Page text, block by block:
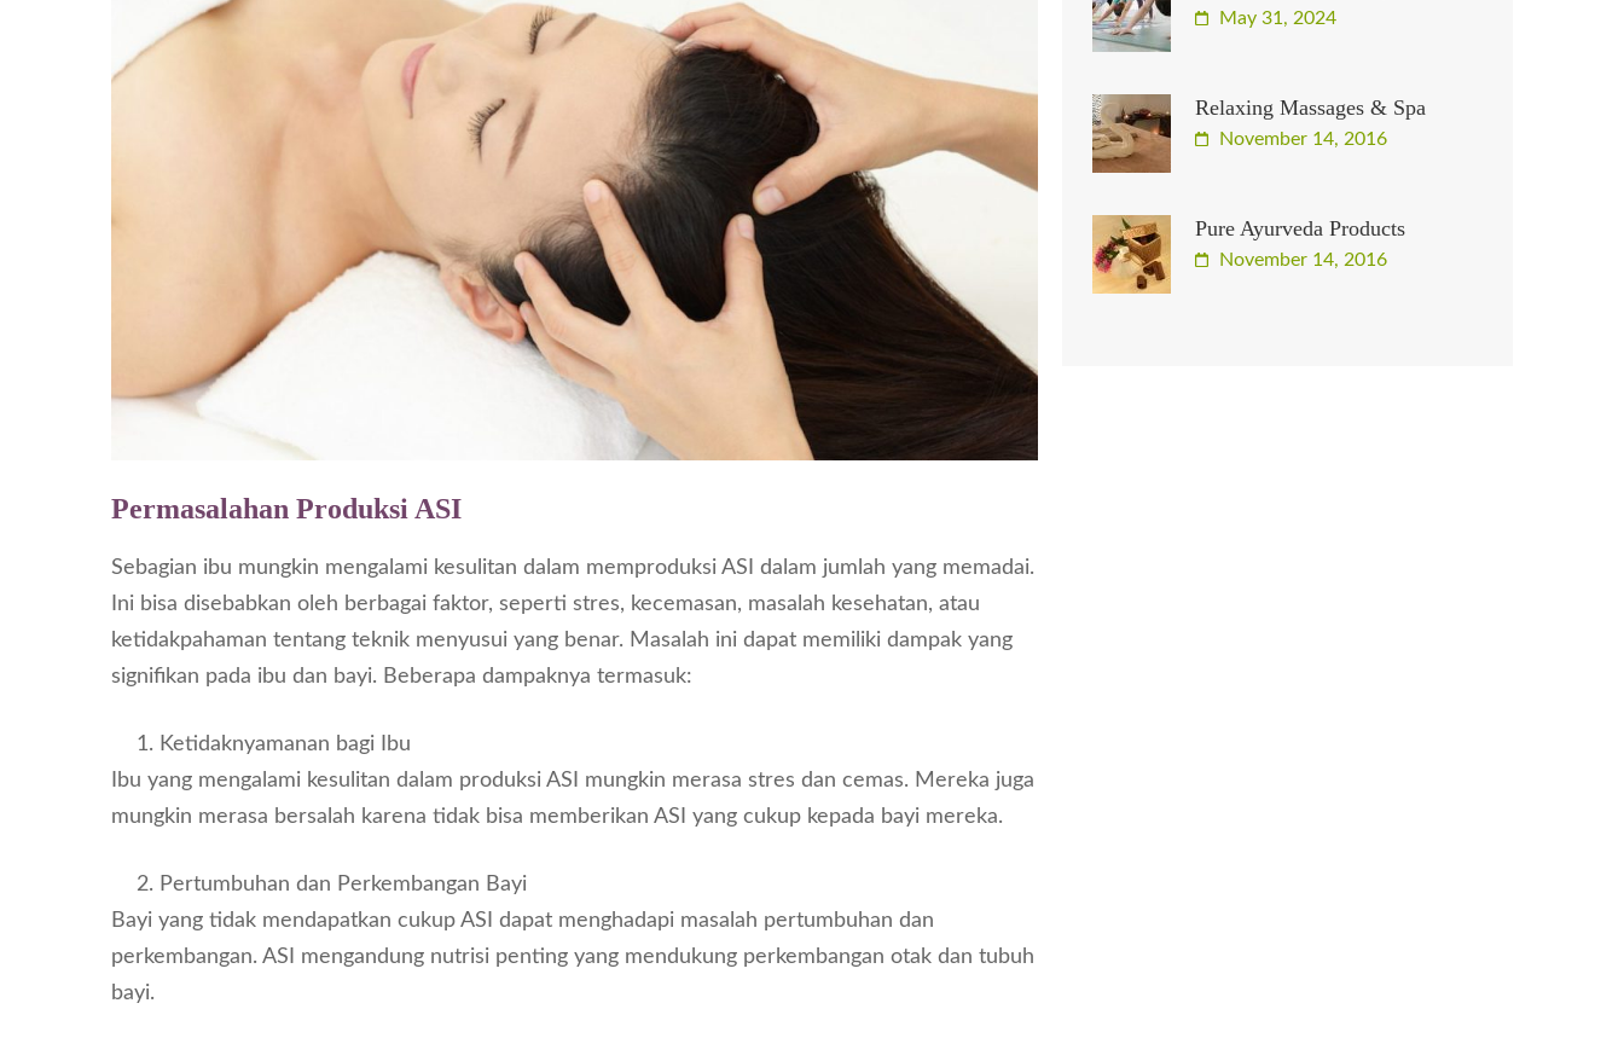
Permasalahan Produksi ASI
Sebagian ibu mungkin mengalami kesulitan dalam memproduksi ASI dalam jumlah yang memadai.
Ini bisa disebabkan oleh berbagai faktor, seperti stres, kecemasan, masalah kesehatan, atau
ketidakpahaman tentang teknik menyusui yang benar. Masalah ini dapat memiliki dampak yang
signifikan pada ibu dan bayi. Beberapa dampaknya termasuk:
Ketidaknyamanan bagi Ibu
Ibu yang mengalami kesulitan dalam produksi ASI mungkin merasa stres dan cemas. Mereka juga
mungkin merasa bersalah karena tidak bisa memberikan ASI yang cukup kepada bayi mereka.
Pertumbuhan dan Perkembangan Bayi
Bayi yang tidak mendapatkan cukup ASI dapat menghadapi masalah pertumbuhan dan
perkembangan. ASI mengandung nutrisi penting yang mendukung perkembangan otak dan tubuh
bayi.
May 31, 2024
Relaxing Massages & Spa
November 14, 2016
Pure Ayurveda Products
November 14, 2016